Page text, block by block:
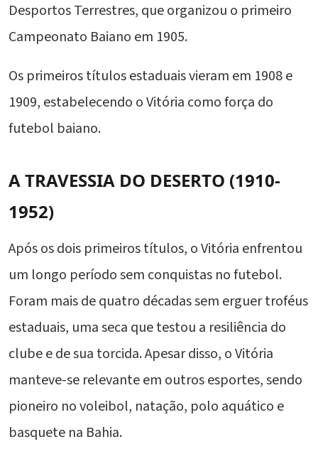
Desportos Terrestres, que organizou o primeiro
Campeonato Baiano em 1905.
Os primeiros títulos estaduais vieram em 1908 e
1909, estabelecendo o Vitória como força do
futebol baiano.
A TRAVESSIA DO DESERTO (1910-
1952)
Após os dois primeiros títulos, o Vitória enfrentou
um longo período sem conquistas no futebol.
Foram mais de quatro décadas sem erguer troféus
estaduais, uma seca que testou a resiliência do
clube e de sua torcida. Apesar disso, o Vitória
manteve-se relevante em outros esportes, sendo
pioneiro no voleibol, natação, polo aquático e
basquete na Bahia.